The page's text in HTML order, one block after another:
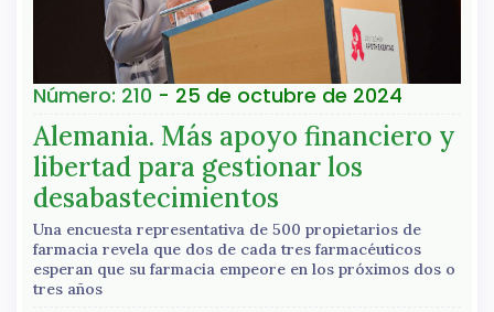
Número: 210 - 25 de octubre de 2024
Alemania. Más apoyo financiero y
libertad para gestionar los
desabastecimientos
Una encuesta representativa de 500 propietarios de
farmacia revela que dos de cada tres farmacéuticos
esperan que su farmacia empeore en los próximos dos o
tres años